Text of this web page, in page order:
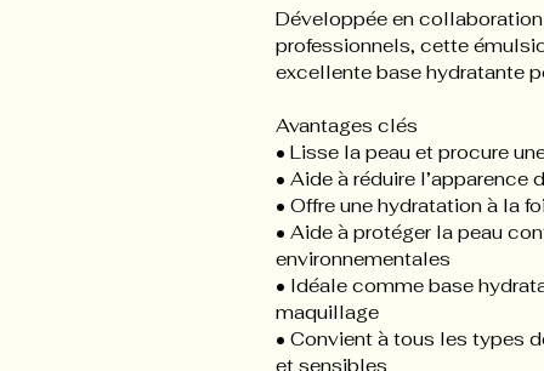
Développée en
professionnels, cette
excellente base hydratante
Avantages clés
• Lisse la peau et procure
• Aide à réduire l’apparence
• Offre une hydratation à la
• Aide à protéger la peau
environnementales
• Idéale comme base
maquillage
• Convient à tous les types
et sensibles